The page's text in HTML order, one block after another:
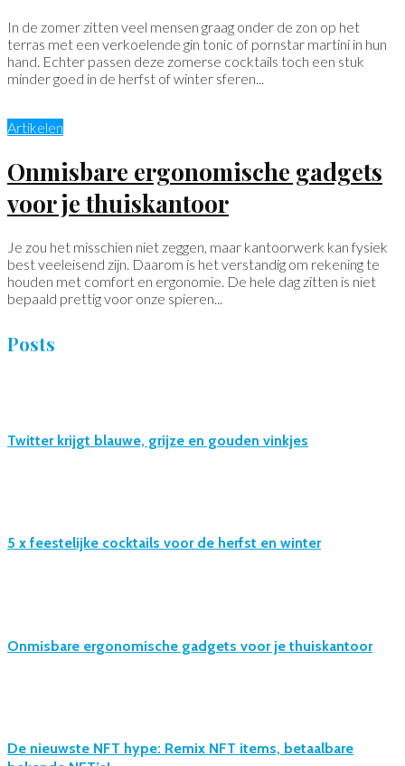
In de zomer zitten veel mensen graag onder de zon op het
terras met een verkoelende gin tonic of pornstar martini in hun
hand. Echter passen deze zomerse cocktails toch een stuk
minder goed in de herfst of winter sferen...
Artikelen
Onmisbare ergonomische gadgets
voor je thuiskantoor
Je zou het misschien niet zeggen, maar kantoorwerk kan fysiek
best veeleisend zijn. Daarom is het verstandig om rekening te
houden met comfort en ergonomie. De hele dag zitten is niet
bepaald prettig voor onze spieren...
Posts
Twitter krijgt blauwe, grijze en gouden vinkjes
5 x feestelijke cocktails voor de herfst en winter
Onmisbare ergonomische gadgets voor je thuiskantoor
De nieuwste NFT hype: Remix NFT items, betaalbare